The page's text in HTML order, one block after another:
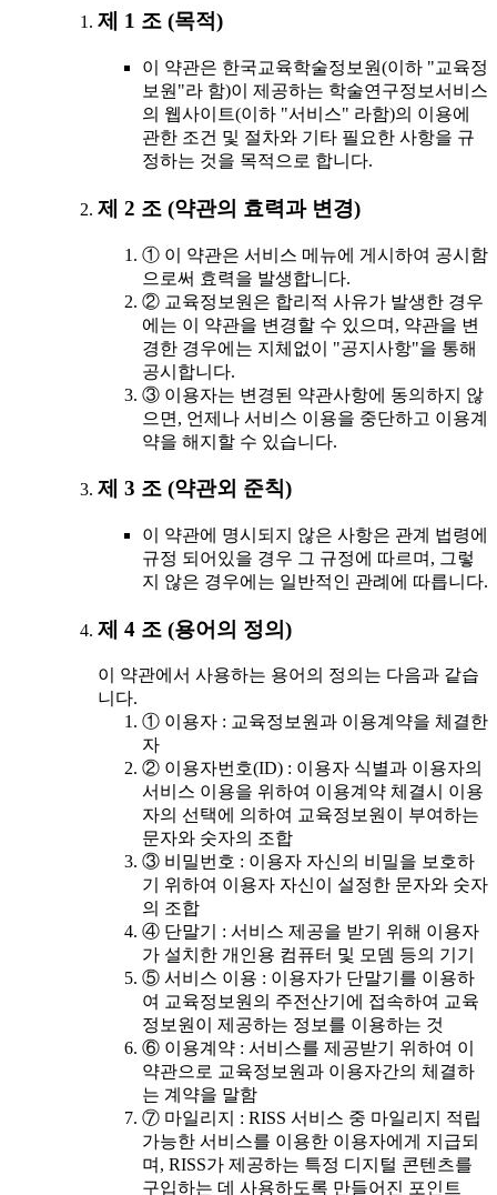
제 1 조 (목적)
이 약관은 한국교육학술정보원(이하 "교육정
보원"라 함)이 제공하는 학술연구정보서비스
의 웹사이트(이하 "서비스" 라함)의 이용에
관한 조건 및 절차와 기타 필요한 사항을 규
정하는 것을 목적으로 합니다.
제 2 조 (약관의 효력과 변경)
① 이 약관은 서비스 메뉴에 게시하여 공시함
으로써 효력을 발생합니다.
② 교육정보원은 합리적 사유가 발생한 경우
에는 이 약관을 변경할 수 있으며, 약관을 변
경한 경우에는 지체없이 "공지사항"을 통해
공시합니다.
③ 이용자는 변경된 약관사항에 동의하지 않
으면, 언제나 서비스 이용을 중단하고 이용계
약을 해지할 수 있습니다.
제 3 조 (약관외 준칙)
이 약관에 명시되지 않은 사항은 관계 법령에
규정 되어있을 경우 그 규정에 따르며, 그렇
지 않은 경우에는 일반적인 관례에 따릅니다.
제 4 조 (용어의 정의)
이 약관에서 사용하는 용어의 정의는 다음과 같습
니다.
① 이용자 : 교육정보원과 이용계약을 체결한
자
② 이용자번호(ID) : 이용자 식별과 이용자의
서비스 이용을 위하여 이용계약 체결시 이용
자의 선택에 의하여 교육정보원이 부여하는
문자와 숫자의 조합
③ 비밀번호 : 이용자 자신의 비밀을 보호하
기 위하여 이용자 자신이 설정한 문자와 숫자
의 조합
④ 단말기 : 서비스 제공을 받기 위해 이용자
가 설치한 개인용 컴퓨터 및 모뎀 등의 기기
⑤ 서비스 이용 : 이용자가 단말기를 이용하
여 교육정보원의 주전산기에 접속하여 교육
정보원이 제공하는 정보를 이용하는 것
⑥ 이용계약 : 서비스를 제공받기 위하여 이
약관으로 교육정보원과 이용자간의 체결하
는 계약을 말함
⑦ 마일리지 : RISS 서비스 중 마일리지 적립
가능한 서비스를 이용한 이용자에게 지급되
며, RISS가 제공하는 특정 디지털 콘텐츠를
구입하는 데 사용하도록 만들어진 포인트